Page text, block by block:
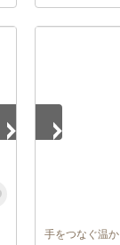
手をつなぐ温